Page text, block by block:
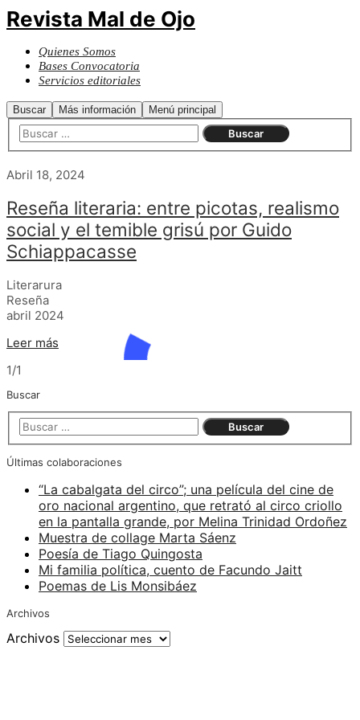
Revista Mal de Ojo
Quienes Somos
Bases Convocatoria
Servicios editoriales
Buscar Más información Menú principal
Abril 18, 2024
Reseña literaria: entre picotas, realismo
social y el temible grisú por Guido
Schiappacasse
Literarura
Reseña
abril 2024
Leer más
1/1
Buscar
Últimas colaboraciones
“La cabalgata del circo”; una película del cine de
oro nacional argentino, que retrató al circo criollo
en la pantalla grande, por Melina Trinidad Ordoñez
Muestra de collage Marta Sáenz
Poesía de Tiago Quingosta
Mi familia política, cuento de Facundo Jaitt
Poemas de Lis Monsibáez
Archivos
Archivos